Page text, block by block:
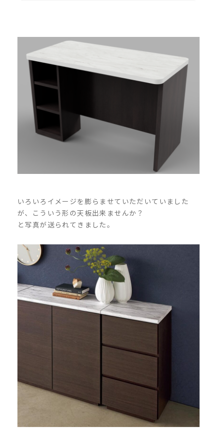
いろいろイメージを膨らませていただいていました
が、こういう形の天板出来ませんか？
と写真が送られてきました。